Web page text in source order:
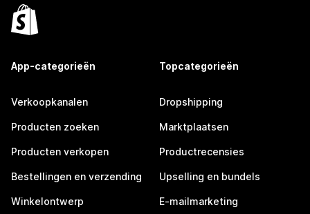
App-categorieën
Verkoopkanalen
Producten zoeken
Producten verkopen
Bestellingen en verzending
Winkelontwerp
Topcategorieën
Dropshipping
Marktplaatsen
Productrecensies
Upselling en bundels
E-mailmarketing